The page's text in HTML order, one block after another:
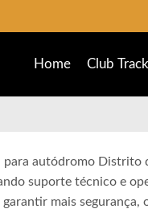
Home Club
autódromo Distrito
suporte técnico e
mais segurança,